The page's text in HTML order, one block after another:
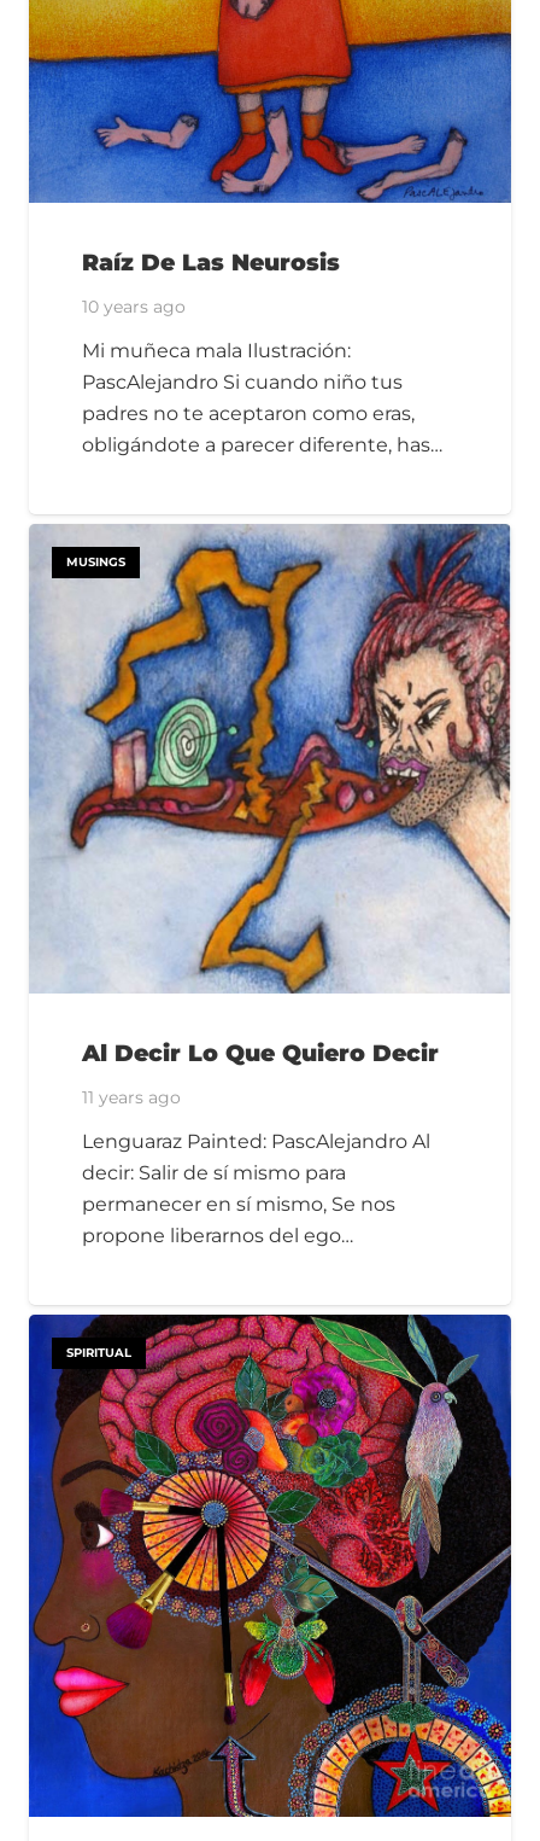
Raíz De Las Neurosis
10 years ago
Mi muñeca mala Ilustración:
PascAlejandro Si cuando niño tus
padres no te aceptaron como eras,
obligándote a parecer diferente, has…
MUSINGS
Al Decir Lo Que Quiero Decir
11 years ago
Lenguaraz Painted: PascAlejandro Al
decir: Salir de sí mismo para
permanecer en sí mismo, Se nos
propone liberarnos del ego…
SPIRITUAL